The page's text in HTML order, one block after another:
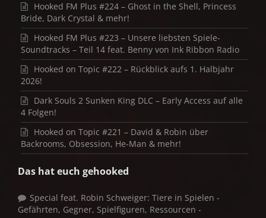
Hooked FM Plus #224 – Ghost in the Shell, Princess
Bride, Dark Crystal & mehr!
Hooked FM Plus #223 – Unsere liebsten Spiele-
Soundtracks – Teil 14 feat. Benny von Ink Ribbon Radio
Hooked on Topic #222 – Rückblick aufs 1. Halbjahr
2026!
Dark Souls 2 Sunken King DLC – Early Access auf alle
4 Folgen!
Hooked on Topic #221 – David & Robin über
Backrooms, Obsession, He-Man & mehr!
Das hat euch gehooked
Special feat. Robin Schweiger: Tiere in Spielen -
Gefährten, Gegner, Spielfiguren, Ressourcen -